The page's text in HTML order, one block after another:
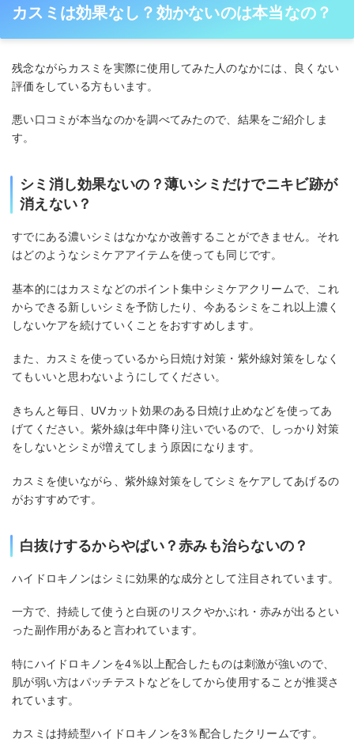
カスミは効果なし？効かないのは本当なの？
残念ながらカスミを実際に使用してみた人のなかには、良くない
評価をしている方もいます。
悪い口コミが本当なのかを調べてみたので、結果をご紹介しま
す。
シミ消し効果ないの？薄いシミだけでニキビ跡が
消えない？
すでにある濃いシミはなかなか改善することができません。それ
はどのようなシミケアアイテムを使っても同じです。
基本的にはカスミなどのポイント集中シミケアクリームで、これ
からできる新しいシミを予防したり、今あるシミをこれ以上濃く
しないケアを続けていくことをおすすめします。
また、カスミを使っているから日焼け対策・紫外線対策をしなく
てもいいと思わないようにしてください。
きちんと毎日、UVカット効果のある日焼け止めなどを使ってあ
げてください。紫外線は年中降り注いでいるので、しっかり対策
をしないとシミが増えてしまう原因になります。
カスミを使いながら、紫外線対策をしてシミをケアしてあげるの
がおすすめです。
白抜けするからやばい？赤みも治らないの？
ハイドロキノンはシミに効果的な成分として注目されています。
一方で、持続して使うと白斑のリスクやかぶれ・赤みが出るとい
った副作用があると言われています。
特にハイドロキノンを4％以上配合したものは刺激が強いので、
肌が弱い方はパッチテストなどをしてから使用することが推奨さ
れています。
カスミは持続型ハイドロキノンを3％配合したクリームです。